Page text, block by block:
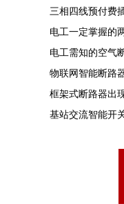
三相四线预付费
电工一定掌握的
电工需知的空气
物联网智能断路
框架式断路器出
基站交流智能开